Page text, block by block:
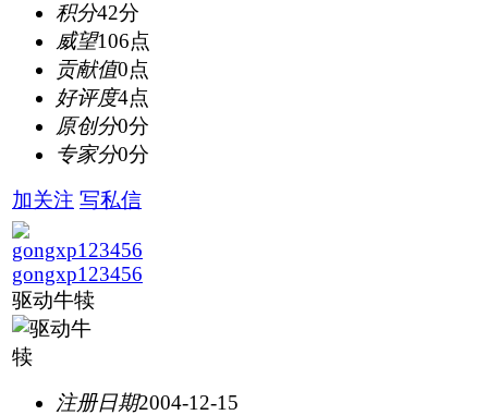
积分42分
威望106点
贡献值0点
好评度4点
原创分0分
专家分0分
加关注 写私信
gongxp123456
驱动牛犊
注册日期2004-12-15